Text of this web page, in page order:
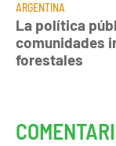
ARGENTINA
La política
comunidades
forestales